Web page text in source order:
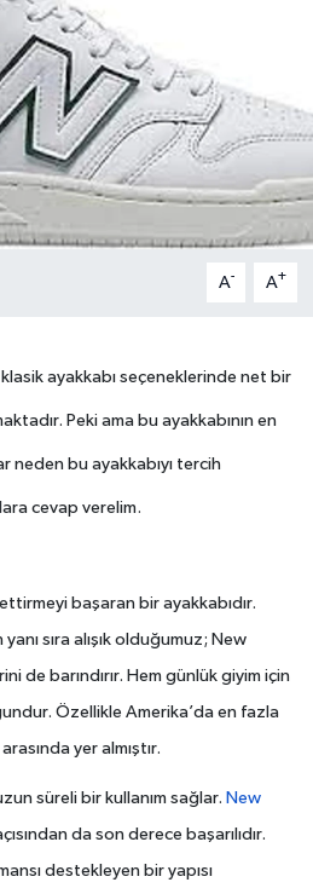
A- A+
ayakkabı seçeneklerinde net bir
Peki ama bu ayakkabının en
neden bu ayakkabıyı tercih
cevap verelim.
başaran bir ayakkabıdır.
sıra alışık olduğumuz; New
de barındırır. Hem günlük giyim için
Özellikle Amerika’da en fazla
yer almıştır.
süreli bir kullanım sağlar. New
da son derece başarılıdır.
destekleyen bir yapısı